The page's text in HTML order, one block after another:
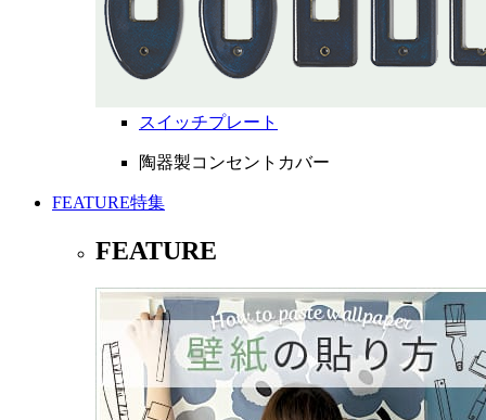
スイッチプレート
陶器製コンセントカバー
FEATURE特集
FEATURE